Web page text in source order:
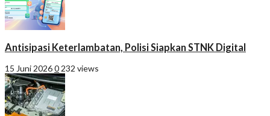
Antisipasi Keterlambatan, Polisi Siapkan STNK Digital
15 Juni 20260 232 views